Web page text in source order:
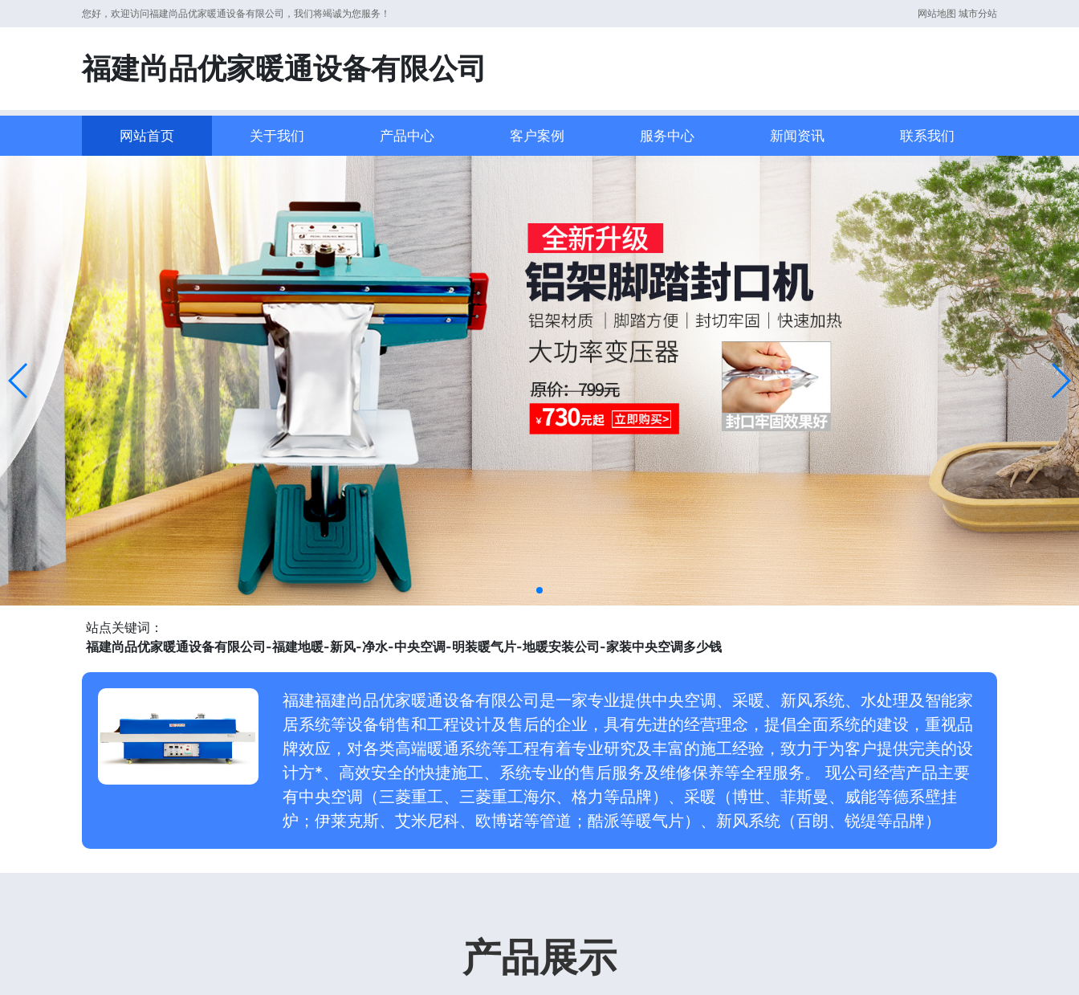
您好，欢迎访问福建尚品优家暖通设备有限公司，我们将竭诚为您服务！ 网站地图 城市分站
福建尚品优家暖通设备有限公司
网站首页 关于我们 产品中心 客户案例 服务中心 新闻资讯 联系我们
站点关键词：
福建尚品优家暖通设备有限公司-福建地暖-新风-净水-中央空调-明装暖气片-地暖安装公司-家装中央空调多少钱
福建福建尚品优家暖通设备有限公司是一家专业提供中央空调、采暖、新风系统、水处理及智能家
居系统等设备销售和工程设计及售后的企业，具有先进的经营理念，提倡全面系统的建设，重视品
牌效应，对各类高端暖通系统等工程有着专业研究及丰富的施工经验，致力于为客户提供完美的设
计方*、高效安全的快捷施工、系统专业的售后服务及维修保养等全程服务。 现公司经营产品主要
有中央空调（三菱重工、三菱重工海尔、格力等品牌）、采暖（博世、菲斯曼、威能等德系壁挂
炉；伊莱克斯、艾米尼科、欧博诺等管道；酷派等暖气片）、新风系统（百朗、锐缇等品牌）
产品展示